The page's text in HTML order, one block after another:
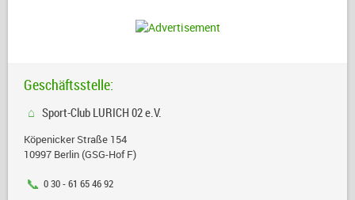
Geschäftsstelle:
Sport-Club LURICH 02 e.V.
Köpenicker Straße 154
10997 Berlin (GSG-Hof F)
0 30 - 61 65 46 92